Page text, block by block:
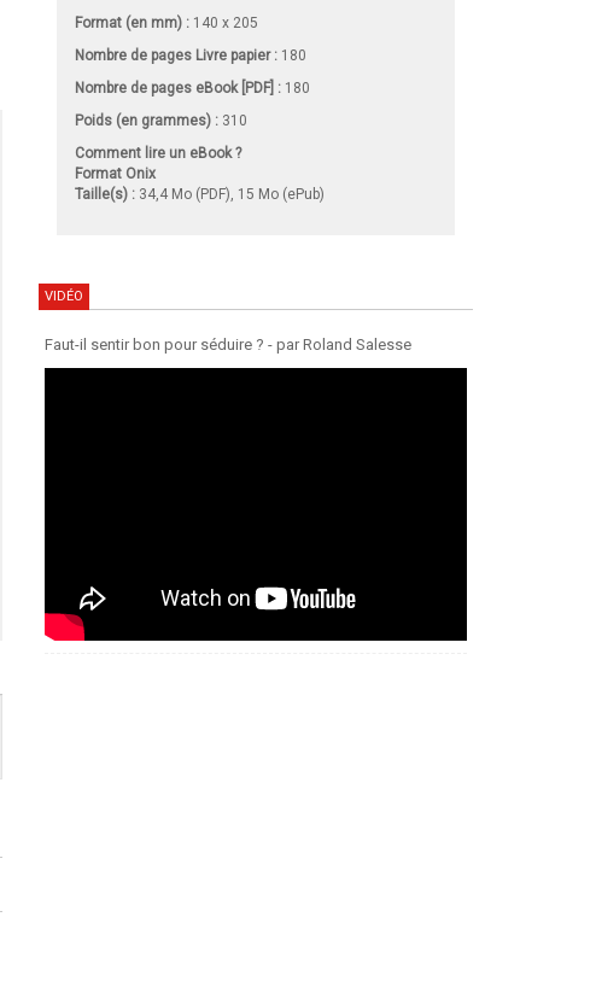
Format (en mm) : 140 x 205
Nombre de pages Livre papier: 180
Nombre de pages eBook [PDF] : 180
Poids (en grammes) : 310
Comment lire un eBook ?
Format Onix
Taille(s) : 34,4 Mo (PDF), 15 Mo (ePub)
VIDÉO
Faut-il sentir bon pour séduire ? - par Roland Salesse